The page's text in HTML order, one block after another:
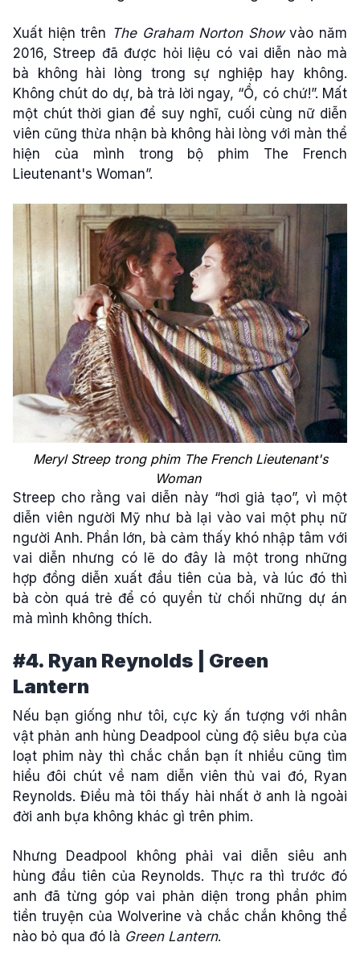
Xuất hiện trên The Graham Norton Showvào năm
2016, Streep đã được hỏi liệu có vai diễn nào mà
bà không hài lòng trong sự nghiệp hay không.
Không chút do dự, bà trả lời ngay, “Ồ, có chứ!”. Mất
một chút thời gian để suy nghĩ, cuối cùng nữ diễn
viên cũng thừa nhận bà không hài lòng với màn thể
hiện của mình trong bộ phim The French
Lieutenant's Woman”.
Meryl Streep trong phim The French Lieutenant's
Woman
Streep cho rằng vai diễn này “hơi giả tạo”, vì một
diễn viên người Mỹ như bà lại vào vai một phụ nữ
người Anh. Phần lớn, bà cảm thấy khó nhập tâm với
vai diễn nhưng có lẽ do đây là một trong những
hợp đồng diễn xuất đầu tiên của bà, và lúc đó thì
bà còn quá trẻ để có quyền từ chối những dự án
mà mình không thích.
#4. Ryan Reynolds | Green
Lantern
Nếu bạn giống như tôi, cực kỳ ấn tượng với nhân
vật phản anh hùng Deadpool cùng độ siêu bựa của
loạt phim này thì chắc chắn bạn ít nhiều cũng tìm
hiểu đôi chút về nam diễn viên thủ vai đó, Ryan
Reynolds. Điều mà tôi thấy hài nhất ở anh là ngoài
đời anh bựa không khác gì trên phim.
Nhưng Deadpool không phải vai diễn siêu anh
hùng đầu tiên của Reynolds. Thực ra thì trước đó
anh đã từng góp vai phản diện trong phần phim
tiền truyện của Wolverine và chắc chắn không thể
nào bỏ qua đó là Green Lantern.